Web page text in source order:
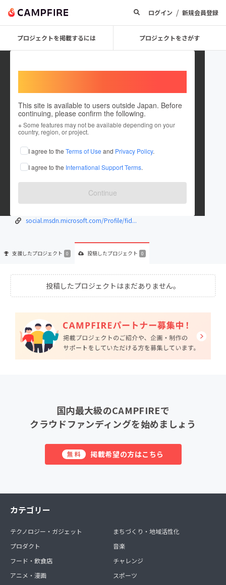
ログイン / 新規会員登録
プロジェクトを掲載するには プロジェクトをさがす
This site is available to users outside Japan. Before
continuing, please confirm the following.
※ Some features may not be available depending on your
country, region, or project.
I agree to the Terms of Use and Privacy Policy.
I agree to the International Support Terms.
Continue
Fidelityaccountbalance12
在住国：日本
出身国：日本
app.roll20.net/users/11877168/fidelit...
social.msdn.microsoft.com/Profile/fid...
支援したプロジェクト 0 投稿したプロジェクト 0
投稿したプロジェクトはまだありません。
国内最大級のCAMPFIREで
クラウドファンディングを始めましょう
無料 掲載希望の方はこちら
カテゴリー
テクノロジー・ガジェット
プロダクト
フード・飲食店
アニメ・漫画
まちづくり・地域活性化
音楽
チャレンジ
スポーツ